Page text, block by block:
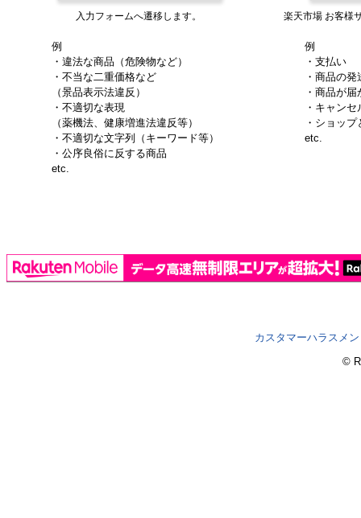
入力フォームへ遷移します。
例
・違法な商品（危険物など）
・不当な二重価格など
（景品表示法違反）
・不適切な表現
（薬機法、健康増進法違反等）
・不適切な文字列（キーワード等）
・公序良俗に反する商品
etc.
楽天市場 お客様
例
・支払い
・商品の
・商品が届
・キャン
・ショッ
etc.
カスタマーハラスメ
©